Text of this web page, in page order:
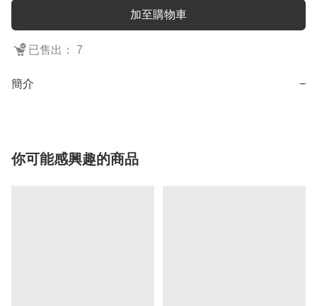
加至購物車
已售出： 7
簡介 −
你可能感興趣的商品